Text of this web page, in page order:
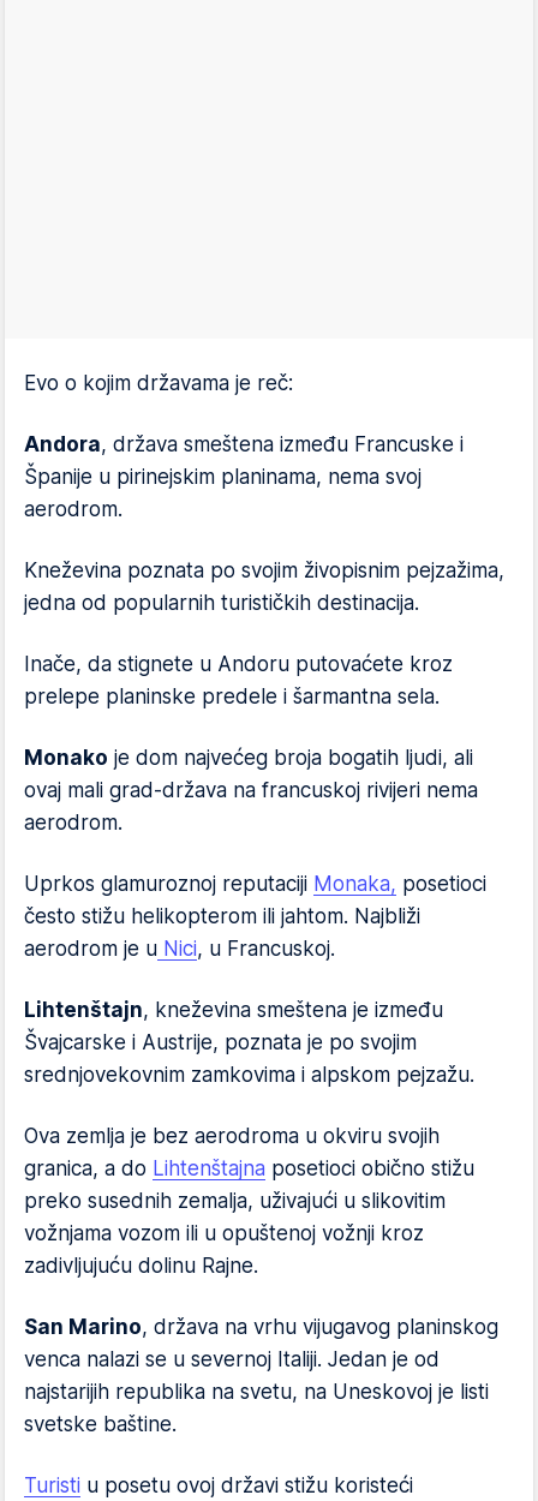
Evo o kojim državama je reč:
Andora, država smeštena između Francuske i
Španije u pirinejskim planinama, nema svoj
aerodrom.
Kneževina poznata po svojim živopisnim pejzažima,
jedna od popularnih turističkih destinacija.
Inače, da stignete u Andoru putovaćete kroz
prelepe planinske predele i šarmantna sela.
Monako je dom najvećeg broja bogatih ljudi, ali
ovaj mali grad-država na francuskoj rivijeri nema
aerodrom.
Uprkos glamuroznoj reputaciji Monaka, posetioci
često stižu helikopterom ili jahtom. Najbliži
aerodrom je u Nici, u Francuskoj.
Lihtenštajn, kneževina smeštena je između
Švajcarske i Austrije, poznata je po svojim
srednjovekovnim zamkovima i alpskom pejzažu.
Ova zemlja je bez aerodroma u okviru svojih
granica, a do Lihtenštajna posetioci obično stižu
preko susednih zemalja, uživajući u slikovitim
vožnjama vozom ili u opuštenoj vožnji kroz
zadivljujuću dolinu Rajne.
San Marino, država na vrhu vijugavog planinskog
venca nalazi se u severnoj Italiji. Jedan je od
najstarijih republika na svetu, na Uneskovoj je listi
svetske baštine.
Turisti u posetu ovoj državi stižu koristeći